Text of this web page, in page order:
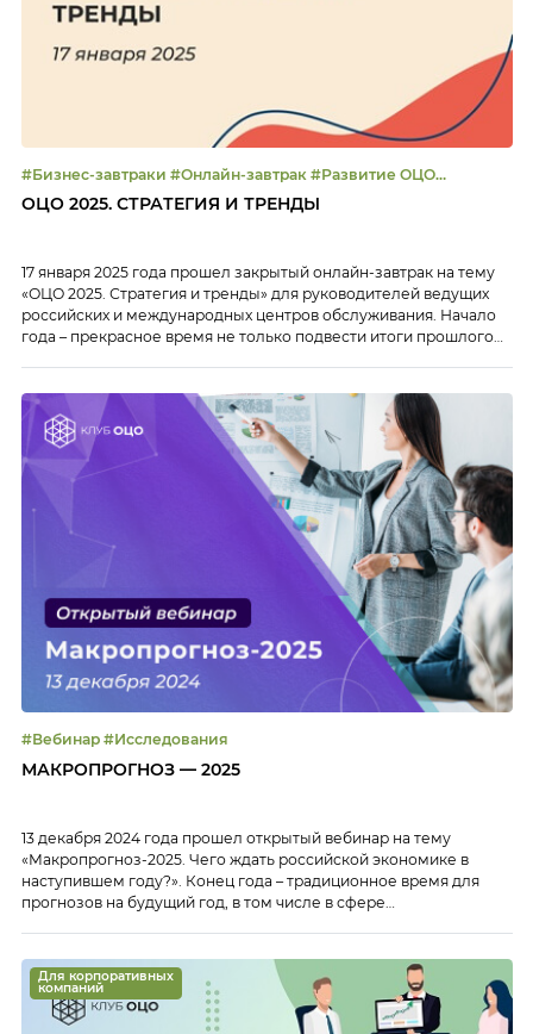
#Бизнес-завтраки #Онлайн-завтрак #Развитие ОЦО
#Стратегия
ОЦО 2025. СТРАТЕГИЯ И ТРЕНДЫ
17 января 2025 года прошел закрытый онлайн-завтрак на тему
«ОЦО 2025. Стратегия и тренды» для руководителей ведущих
российских и международных центров обслуживания. Начало
года – прекрасное время не только подвести итоги прошлого
значимыми по мнению лидеров отрасли. […]
#Вебинар #Исследования
МАКРОПРОГНОЗ — 2025
13 декабря 2024 года прошел открытый вебинар на тему
«Макропрогноз-2025. Чего ждать российской экономике в
наступившем году?». Конец года – традиционное время для
прогнозов на будущий год, в том числе в сфере
открытом вебинаре 13 декабря 2024 года. […]
Для корпоративных
компаний